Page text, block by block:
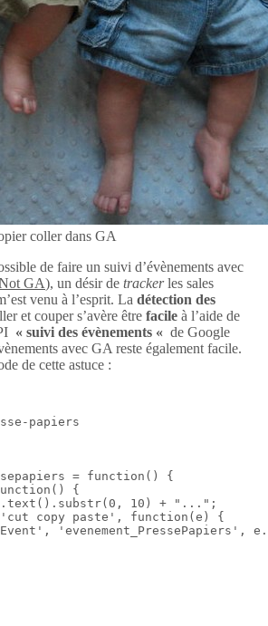
coller dans GA
de faire un suivi d’évènements avec
GA), un désir de trackerles sales
venu à l’esprit. La détection des
et couper s’avère être facile à l’aide de
« suivi des évènements « de Google
avec GA reste également facile.
de cette astuce :
papiers
= function() {
{
10) + "...";
copy paste', function(e) {
'evenement_PressePapiers',